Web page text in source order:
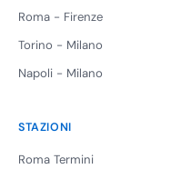
Roma - Firenze
Torino - Milano
Napoli - Milano
STAZIONI
Roma Termini